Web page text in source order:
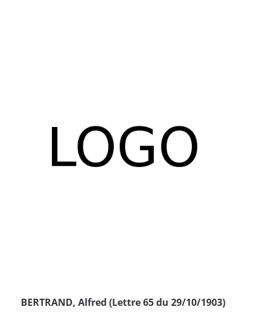
BERTRAND, Alfred (Lettre 65 du 29/10/1903)